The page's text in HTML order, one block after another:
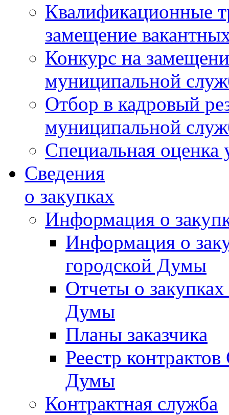
Квалификационные
замещение
Конкурс на
муниципальной
Отбор в кадровый
муниципальной
Специальная оценка
Сведения
о закупках
Информация о
Информация о
городской Думы
Отчеты о
Думы
Планы заказчика
Реестр
Думы
Контрактная служба